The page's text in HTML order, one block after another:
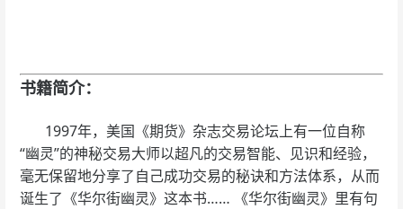
书籍简介：
1997年，美国《期货》杂志交易论坛上有一位自称
“幽灵”的神秘交易大师以超凡的交易智能、见识和经验，
毫无保留地分享了自己成功交易的秘诀和方法体系，从而
诞生了《华尔街幽灵》这本书…… 《华尔街幽灵》里有句